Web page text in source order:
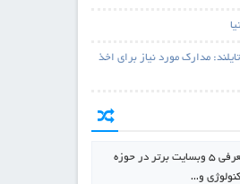
مدارک مورد نیاز برای اخذ
معرفی ۵ وبسایت برتر در حوزه
و…